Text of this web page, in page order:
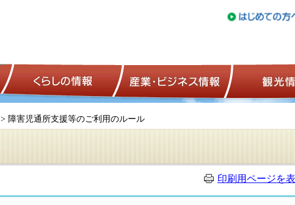
トップページ くらしの情報 産業・ビジネ
> 障害児通所支援等のご利用のルール
印刷用ページを